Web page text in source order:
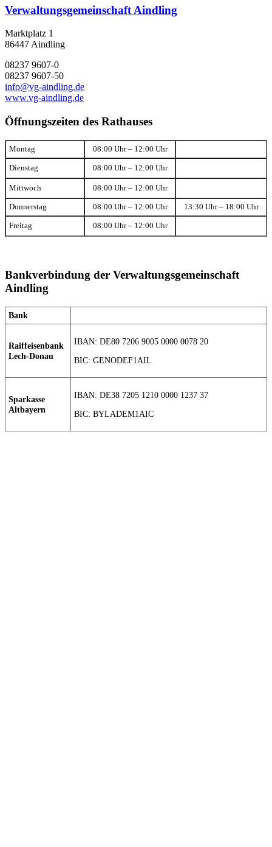
Verwaltungsgemeinschaft Aindling
Marktplatz 1
86447 Aindling
08237 9607-0
08237 9607-50
info@vg-aindling.de
www.vg-aindling.de
Öffnungszeiten des Rathauses
Montag 08:00 Uhr – 12:00 Uhr
Dienstag 08:00 Uhr – 12:00 Uhr
Mittwoch 08:00 Uhr – 12:00 Uhr
Donnerstag 08:00 Uhr – 12:00 Uhr 13:30 Uhr – 18:00 Uhr
Freitag 08:00 Uhr – 12:00 Uhr
Bankverbindung der Verwaltungsgemeinschaft
Aindling
Bank
Raiffeisenbank
Lech-Donau
IBAN: DE80 7206 9005 0000 0078 20
BIC: GENODEF1AIL
Sparkasse
Altbayern
IBAN: DE38 7205 1210 0000 1237 37
BIC: BYLADEM1AIC